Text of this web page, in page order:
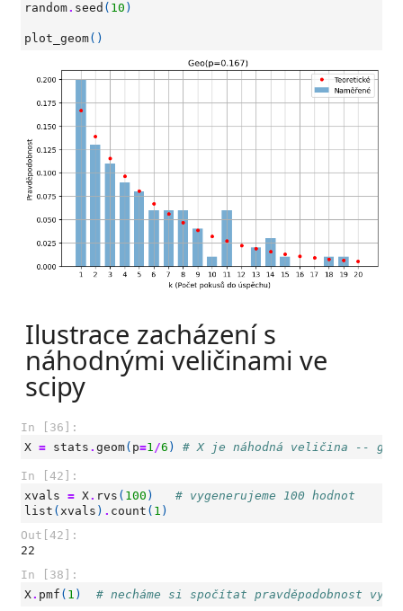
random. seed ( 10 )
plot_geom()
Ilustrace zacházení s
náhodnými veličinami ve
scipy
In [36]:
X = stats . geom( p=1/6 ) # X je náhodná veličina --
In [42]:
xvals = X. rvs ( 100 )
# vygenerujeme 100 hodnot
list ( xvals ) . count ( 1 )
Out[42]:
22
In [38]:
X. pmf ( 1 )
# necháme si spočítat pravděpodobnost